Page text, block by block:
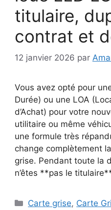
titulaire,
contrat et
12 janvier 2026 par
Vous avez opté pour
Durée) ou une LOA
d’Achat) pour votre
utilitaire ou même
une formule très
change complètement
grise. Pendant toute la
n’êtes **pas le
Catégories
Carte grise, Carte